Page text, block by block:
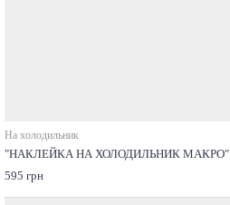
На холодильник
"НАКЛЕЙКА НА ХОЛОДИЛЬНИК МАКРО"
595 грн